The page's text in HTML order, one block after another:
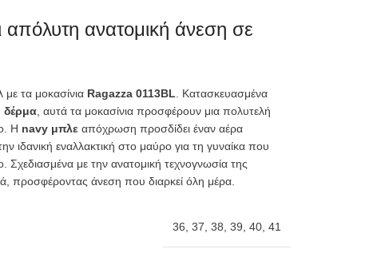
απόλυτη ανατομική άνεση σε
τα μοκασίνια Ragazza 0113BL . Κατασκευασμένα
δέρμα, αυτά τα μοκασίνια προσφέρουν μια πολυτελή
Η navy μπλεαπόχρωση προσδίδει έναν αέρα
ιδανική εναλλακτική στο μαύρο για τη γυναίκα που
Σχεδιασμένα με την ανατομική τεχνογνωσία της
προσφέροντας άνεση που διαρκεί όλη μέρα.
36 37 38 39 40, 41